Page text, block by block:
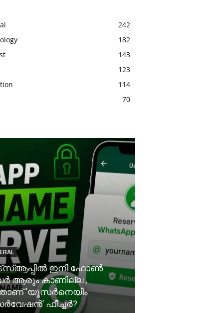
242
182
143
123
114
70
ഇനി ഫോൺ
ആരും കാണില്ല ,
‘യൂസർനെയിം
ഫീച്ചർ?